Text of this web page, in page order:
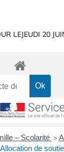
LEJEUDI 20
– Scolarité >
Allocation de